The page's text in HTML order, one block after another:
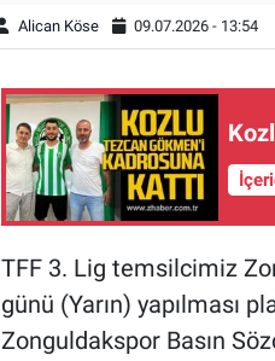
Alican Köse 09.07.2026 - 13:54
TFF 3. Lig temsilcimiz
günü (Yarın) yapılması
Zonguldakspor Basın